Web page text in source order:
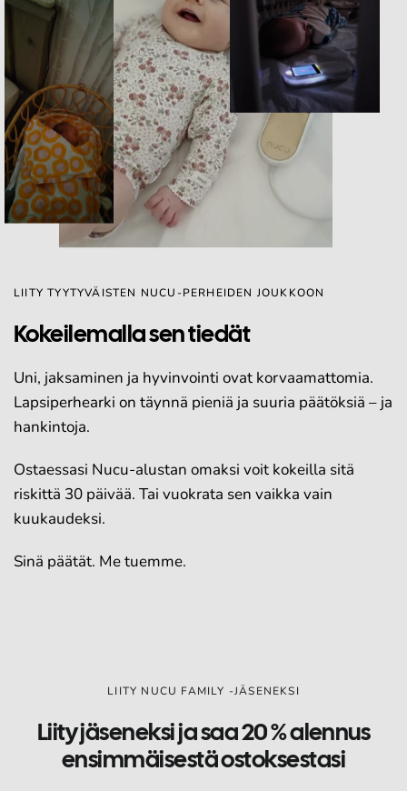
LIITY TYYTYVÄISTEN NUCU-PERHEIDEN JOUKKOON
Kokeilemalla sen tiedät
Uni, jaksaminen ja hyvinvointi ovat korvaamattomia.
Lapsiperhearki on täynnä pieniä ja suuria päätöksiä – ja
hankintoja.
Ostaessasi Nucu-alustan omaksi voit kokeilla sitä
riskittä 30 päivää. Tai vuokrata sen vaikka vain
kuukaudeksi.
Sinä päätät. Me tuemme.
LIITY NUCU FAMILY -JÄSENEKSI
Liity jäseneksi ja saa 20 % alennus
ensimmäisestä ostoksestasi